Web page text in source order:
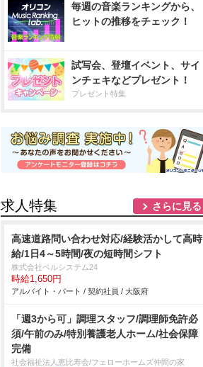
毎週の音楽ランキングから、
ヒットの推移をチェック！
試写会、登壇イベント、サイ
ンチェキなどプレゼント！
プレゼント特集
求人特集 さらに見る
高速道路問い合わせ対応/経験活かして高時
給/1日4～5時間/夜の短時間シフト
株式会社ベルシステム24
時給1,650円
アルバイト・パート / 契約社員 / 大阪府
「週3から可」調理スタッフ/調理師免許必
須/午前のみ/特別養護老人ホーム/社会保障
完備
社会福祉法人恵比寿会/フェローホームズ仲間の家